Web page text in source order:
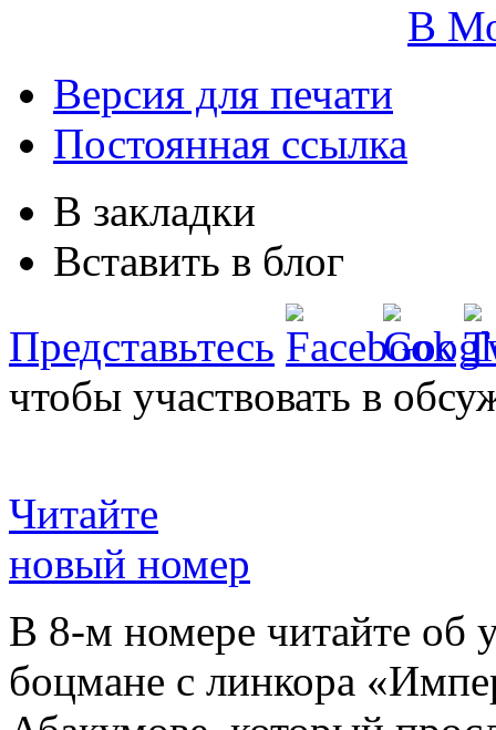
В
Версия для печати
Постоянная ссылка
В закладки
Вставить в блог
Представьтесь
чтобы участвовать в
Читайте
новый номер
В 8-м номере читайте об
боцмане с линкора